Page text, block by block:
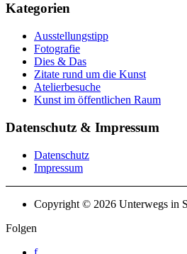
Kategorien
Ausstellungstipp
Fotografie
Dies & Das
Zitate rund um die Kunst
Atelierbesuche
Kunst im öffentlichen Raum
Datenschutz & Impressum
Datenschutz
Impressum
Copyright © 2026 Unterwegs in
Folgen